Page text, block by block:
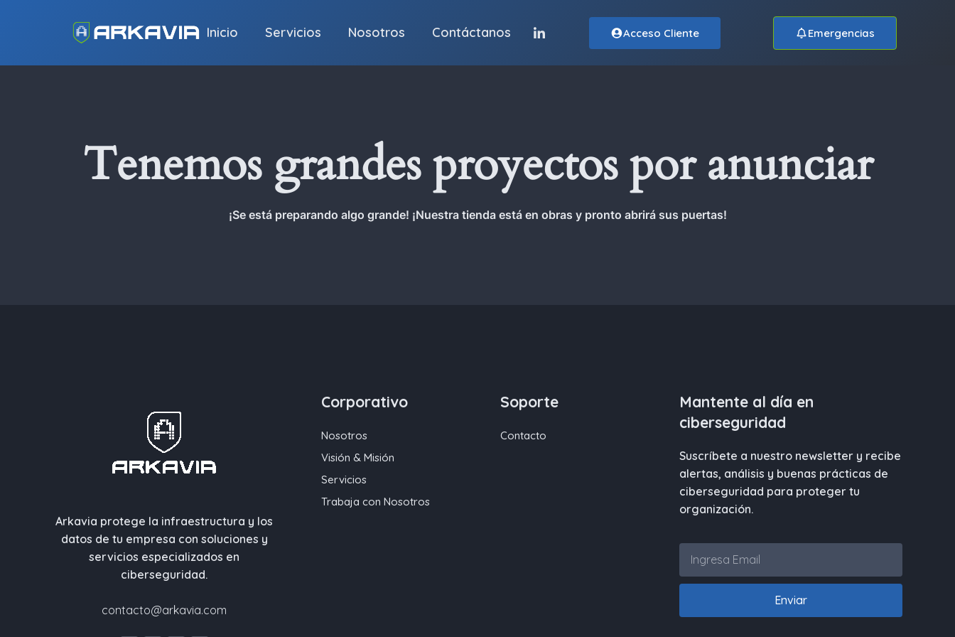
Inicio Servicios Nosotros Contáctanos Acceso Cliente Emergencias
Tenemos grandes proyectos por anunciar
¡Se está preparando algo grande! ¡Nuestra tienda está en obras y pronto abrirá sus puertas!
Arkavia protege la infraestructura y los
datos de tu empresa con soluciones y
servicios especializados en
ciberseguridad.
contacto@arkavia.com
Corporativo
Nosotros
Visión & Misión
Servicios
Trabaja con Nosotros
Soporte
Contacto
Mantente al día en
ciberseguridad
Suscríbete a nuestro newsletter y recibe
alertas, análisis y buenas prácticas de
ciberseguridad para proteger tu
organización.
Enviar